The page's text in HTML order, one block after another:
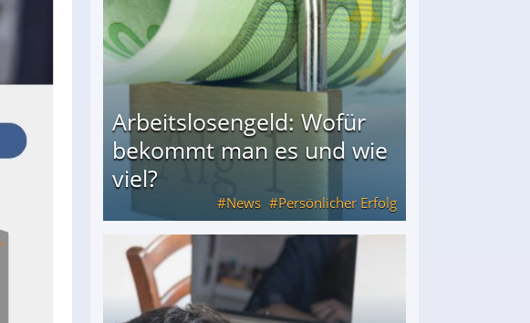
Arbeitslosengeld: Wofür
bekommt man es und wie
viel?
News Persönlicher Erfolg
man es und wie viel?